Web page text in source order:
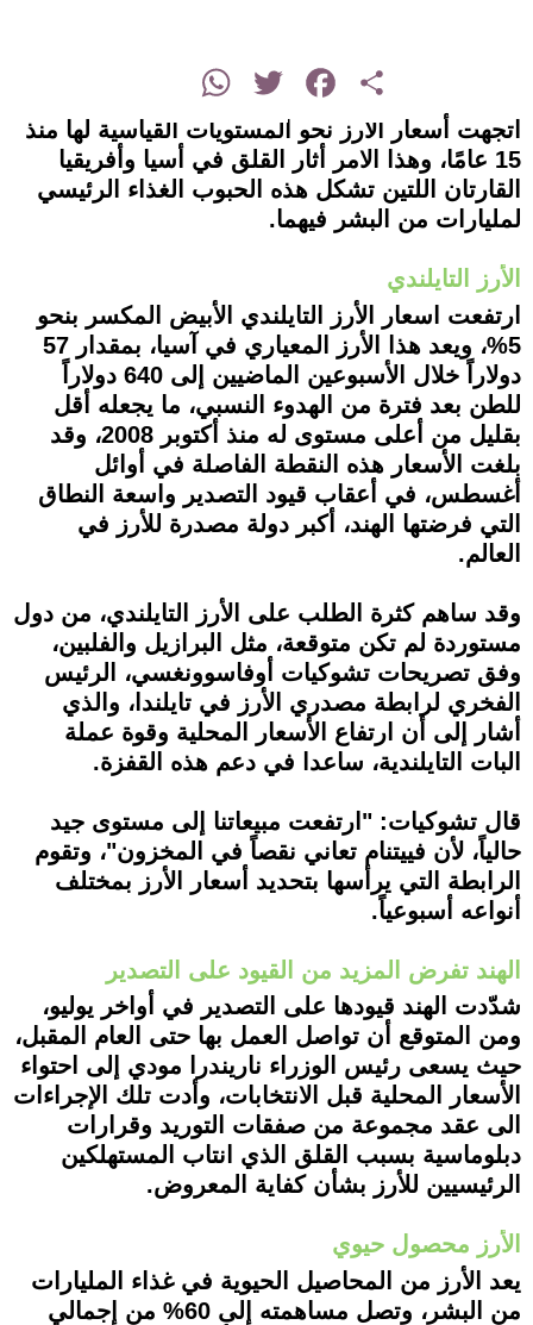
Share
Facebook
Twitter
WhatsApp
اتجهت أسعار الأرز نحو المستويات القياسية لها منذ
15 عامًا، وهذا الامر أثار القلق في أسيا وأفريقيا
القارتان اللتين تشكل هذه الحبوب الغذاء الرئيسي
لمليارات من البشر فيهما.
الأرز التايلندي
ارتفعت اسعار الأرز التايلندي الأبيض المكسر بنحو
5%، ويعد هذا الأرز المعياري في آسيا، بمقدار 57
دولاراً خلال الأسبوعين الماضيين إلى 640 دولاراً
للطن بعد فترة من الهدوء النسبي، ما يجعله أقل
بقليل من أعلى مستوى له منذ أكتوبر 2008، وقد
بلغت الأسعار هذه النقطة الفاصلة في أوائل
أغسطس، في أعقاب قيود التصدير واسعة النطاق
التي فرضتها الهند، أكبر دولة مصدرة للأرز في
العالم.
وقد ساهم كثرة الطلب على الأرز التايلندي، من دول
مستوردة لم تكن متوقعة، مثل البرازيل والفلبين،
وفق تصريحات تشوكيات أوفاسوونغسي، الرئيس
الفخري لرابطة مصدري الأرز في تايلندا، والذي
أشار إلى أن ارتفاع الأسعار المحلية وقوة عملة
البات التايلندية، ساعدا في دعم هذه القفزة.
قال تشوكيات: "ارتفعت مبيعاتنا إلى مستوى جيد
حالياً، لأن فييتنام تعاني نقصاً في المخزون"، وتقوم
الرابطة التي يرأسها بتحديد أسعار الأرز بمختلف
أنواعه أسبوعياً.
الهند تفرض المزيد من القيود على التصدير
شدّدت الهند قيودها على التصدير في أواخر يوليو،
ومن المتوقع أن تواصل العمل بها حتى العام المقبل،
حيث يسعى رئيس الوزراء ناريندرا مودي إلى احتواء
الأسعار المحلية قبل الانتخابات، وأدت تلك الإجراءات
الى عقد مجموعة من صفقات التوريد وقرارات
دبلوماسية بسبب القلق الذي انتاب المستهلكين
الرئيسيين للأرز بشأن كفاية المعروض.
الأرز محصول حيوي
يعد الأرز من المحاصيل الحيوية في غذاء المليارات
من البشر، وتصل مساهمته إلى 60% من إجمالي